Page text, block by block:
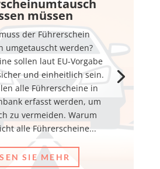
müssen
der Führerschein
umgetauscht werden?
sollen laut EU-Vorgabe
und einheitlich sein.
alle Führerscheine in
erfasst werden, um
zu vermeiden. Warum
alle Führerscheine...
SIE MEHR